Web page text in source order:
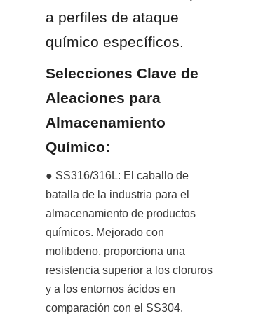
a perfiles de ataque
químico específicos.
Selecciones Clave de
Aleaciones para
Almacenamiento
Químico:
● SS316/316L: El caballo de
batalla de la industria para el
almacenamiento de productos
químicos. Mejorado con
molibdeno, proporciona una
resistencia superior a los cloruros
y a los entornos ácidos en
comparación con el SS304.